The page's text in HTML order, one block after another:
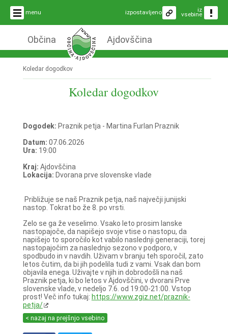
menu iz
vsebine
izpostavljeno
Občina Ajdovščina
Koledar dogodkov
Koledar dogodkov
Dogodek: Praznik petja - Martina Furlan Praznik
Datum: 07.06.2026
Ura: 19:00
Kraj: Ajdovščina
Lokacija: Dvorana prve slovenske vlade
Približuje se naš Praznik petja, naš največji junijski
nastop. Tokrat bo že 8. po vrsti.
Zelo se ga že veselimo. Vsako leto prosim lanske
nastopajoče, da napišejo svoje vtise o nastopu, da
napišejo to sporočilo kot vabilo naslednji generaciji, torej
nastopajočim za naslednjo sezono v podporo, v
spodbudo in v navdih. Uživam v branju teh sporočil, zato
letos čutim, da bi jih podelila tudi z vami. Vsak dan bom
objavila enega. Uživajte v njih in dobrodošli na naš
Praznik petja, ki bo letos v Ajdovščini, v dvorani Prve
slovenske vlade, v nedeljo 7.6. od 19:00-21:00. Vstop
prost! Več info tukaj: https://www.zgiz.net/praznik-
petja/
< nazaj na prejšnjo vsebino